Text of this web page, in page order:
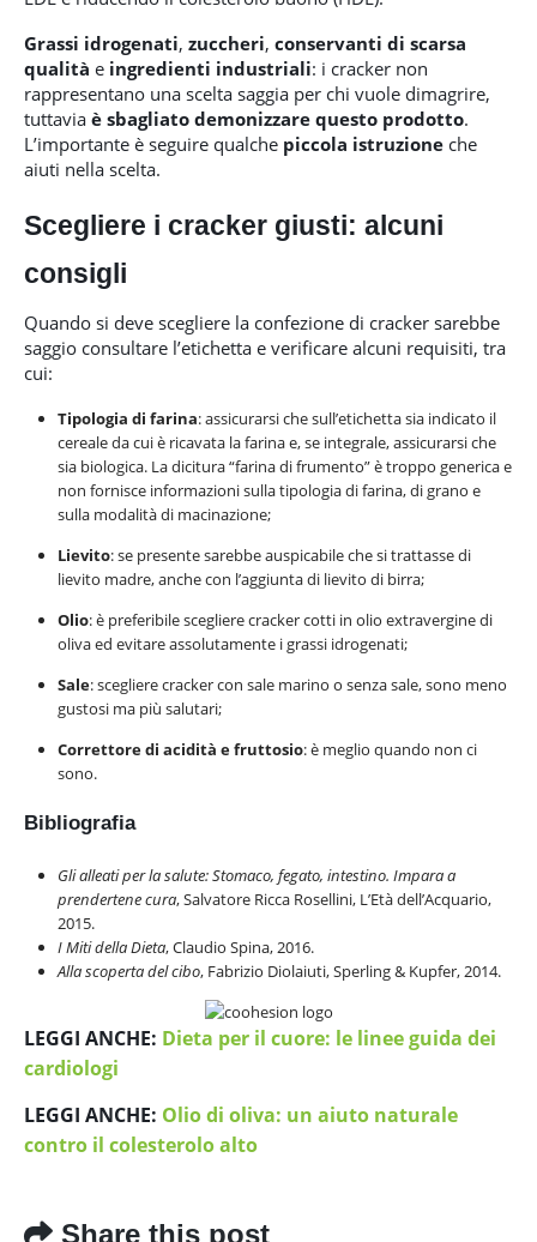
Grassi idrogenati, zuccheri, conservanti di scarsa
qualità e ingredienti industriali: i cracker non
rappresentano una scelta saggia per chi vuole dimagrire,
tuttavia è sbagliato demonizzare questo prodotto.
L’importante è seguire qualche piccola istruzione che
aiuti nella scelta.
Scegliere i cracker giusti: alcuni
consigli
Quando si deve scegliere la confezione di cracker sarebbe
saggio consultare l’etichetta e verificare alcuni requisiti, tra
cui:
Tipologia di farina: assicurarsi che sull’etichetta sia indicato il
cereale da cui è ricavata la farina e, se integrale, assicurarsi che
sia biologica. La dicitura “farina di frumento” è troppo generica e
non fornisce informazioni sulla tipologia di farina, di grano e
sulla modalità di macinazione;
Lievito: se presente sarebbe auspicabile che si trattasse di
lievito madre, anche con l’aggiunta di lievito di birra;
Olio: è preferibile scegliere cracker cotti in olio extravergine di
oliva ed evitare assolutamente i grassi idrogenati;
Sale: scegliere cracker con sale marino o senza sale, sono meno
gustosi ma più salutari;
Correttore di acidità e fruttosio: è meglio quando non ci
sono.
Bibliografia
Gli alleati per la salute: Stomaco, fegato, intestino. Impara a
prendertene cura, Salvatore Ricca Rosellini, L’Età dell’Acquario,
2015.
I Miti della Dieta, Claudio Spina, 2016.
Alla scoperta del cibo, Fabrizio Diolaiuti, Sperling & Kupfer, 2014.
LEGGI ANCHE: Dieta per il cuore: le linee guida dei
cardiologi
LEGGI ANCHE: Olio di oliva: un aiuto naturale
contro il colesterolo alto
Share this post